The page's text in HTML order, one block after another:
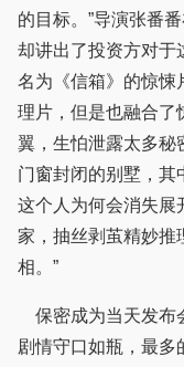
的目标。”导演张番
却讲出了投资方对于
名为《信箱》的惊悚
理片，但是也融合了
翼，生怕泄露太多秘
门窗封闭的别墅，其
这个人为何会消失展
家，抽丝剥茧精妙推
相。”
保密成为当天发布
剧情守口如瓶，最多